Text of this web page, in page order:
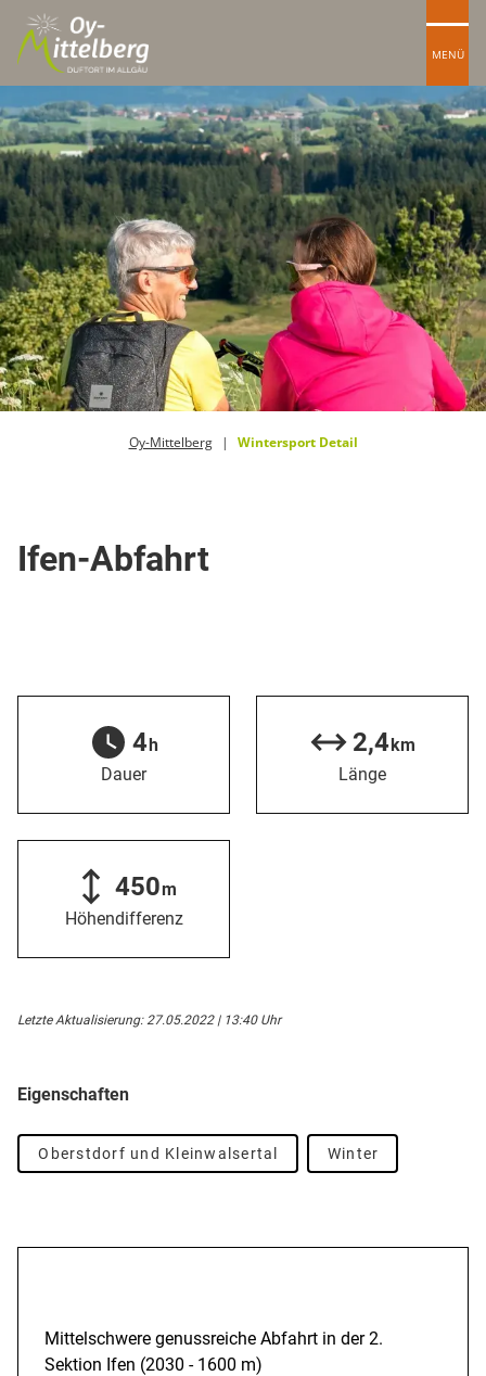
MENÜ
Oy-Mittelberg Wintersport Detail
Ifen-Abfahrt
4h
Dauer
2,4km
Länge
450m
Höhendifferenz
Letzte Aktualisierung: 27.05.2022 | 13:40 Uhr
Eigenschaften
Oberstdorf und Kleinwalsertal Winter
Mittelschwere genussreiche Abfahrt in der 2.
Sektion Ifen (2030 - 1600 m)